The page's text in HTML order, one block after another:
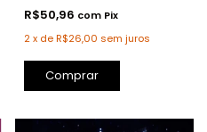
R$50,96 com Pix
2 x deR$26,00 sem juros